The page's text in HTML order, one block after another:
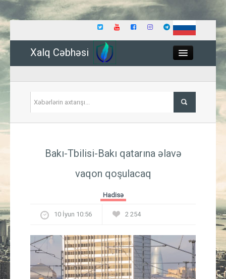
Xalq Cəbhəsi
İqtisadiyyat
Güney Azərbaycan
Mədəniyyət
Bakı-Tbilisi-Bakı qatarına əlavə
vaqon qoşulacaq
Hadisə
10 İyun 10:56 2 254